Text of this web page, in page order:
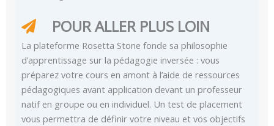
POUR ALLER PLUS LOIN
La plateforme Rosetta Stone fonde sa philosophie
d’apprentissage sur la pédagogie inversée : vous
préparez votre cours en amont à l’aide de ressources
pédagogiques avant application devant un professeur
natif en groupe ou en individuel. Un test de placement
vous permettra de définir votre niveau et vos objectifs